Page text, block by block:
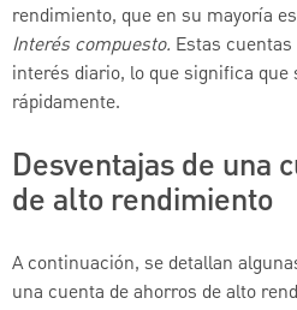
rendimiento, que en su mayoría
Interés compuesto. Estas
interés diario, lo que significa
rápidamente.
Desventajas de una
de alto rendimiento
A continuación, se detallan
una cuenta de ahorros de alto